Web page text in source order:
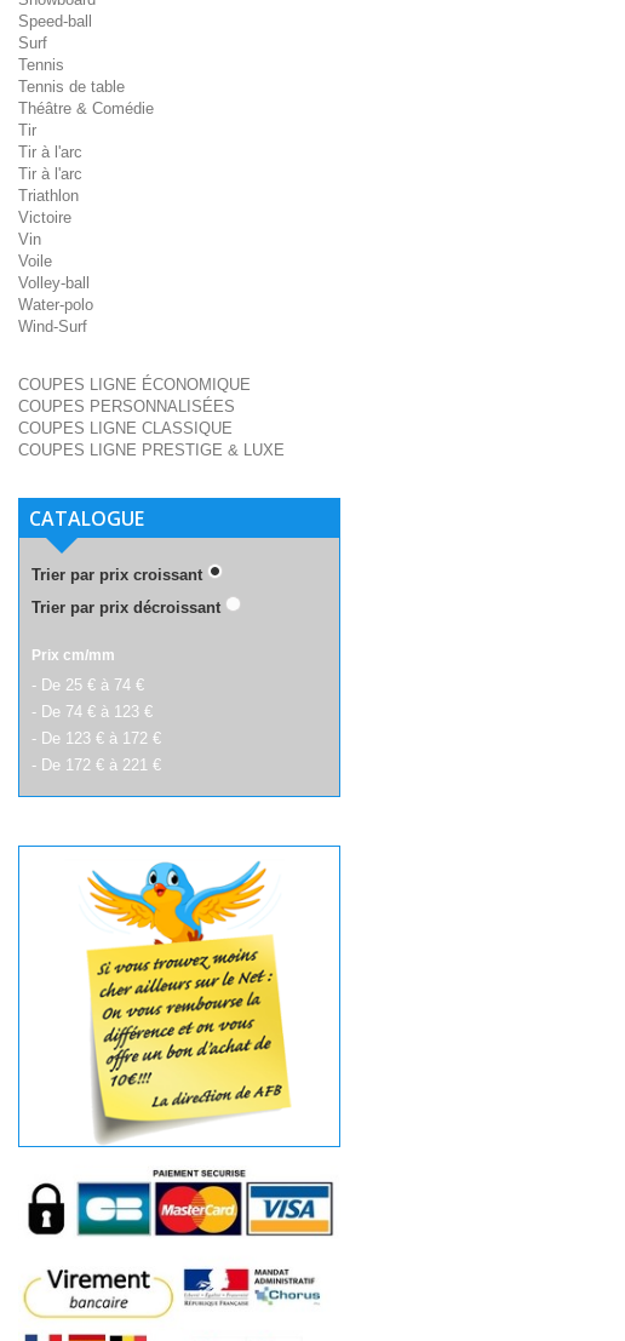
Speed-ball
Surf
Tennis
Tennis de table
Théâtre & Comédie
Tir
Tir à l'arc
Tir à l'arc
Triathlon
Victoire
Vin
Voile
Volley-ball
Water-polo
Wind-Surf
COUPES LIGNE ÉCONOMIQUE
COUPES PERSONNALISÉES
COUPES LIGNE CLASSIQUE
COUPES LIGNE PRESTIGE & LUXE
CATALOGUE
Trier par prix croissant
Trier par prix décroissant
Prix cm/mm
- De 25 € à 74 €
- De 74 € à 123 €
- De 123 € à 172 €
- De 172 € à 221 €